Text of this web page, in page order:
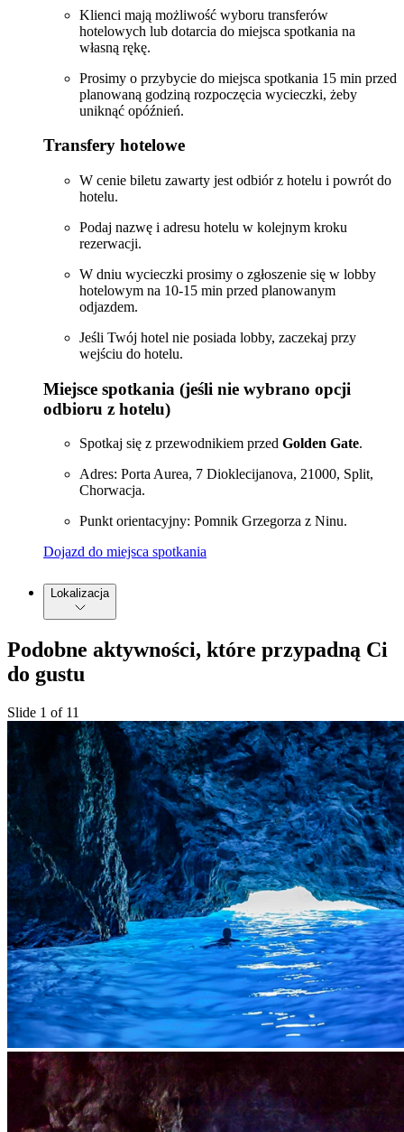
Klienci mają możliwość wyboru transferów
hotelowych lub dotarcia do miejsca spotkania na
własną rękę.
Prosimy o przybycie do miejsca spotkania 15 min przed
planowaną godziną rozpoczęcia wycieczki, żeby
uniknąć opóźnień.
Transfery hotelowe
W cenie biletu zawarty jest odbiór z hotelu i powrót do
hotelu.
Podaj nazwę i adresu hotelu w kolejnym kroku
rezerwacji.
W dniu wycieczki prosimy o zgłoszenie się w lobby
hotelowym na 10-15 min przed planowanym
odjazdem.
Jeśli Twój hotel nie posiada lobby, zaczekaj przy
wejściu do hotelu.
Miejsce spotkania (jeśli nie wybrano opcji
odbioru z hotelu)
Spotkaj się z przewodnikiem przed Golden Gate.
Adres: Porta Aurea, 7 Dioklecijanova, 21000, Split,
Chorwacja.
Punkt orientacyjny: Pomnik Grzegorza z Ninu.
Dojazd do miejsca spotkania
Lokalizacja
Podobne aktywności, które przypadną Ci
do gustu
Slide 1 of 11